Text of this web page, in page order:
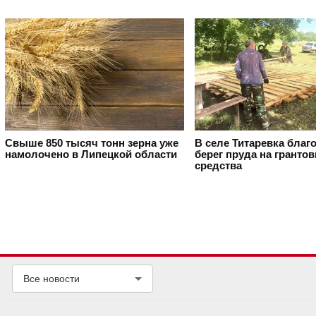
Свыше 850 тысяч тонн зерна уже
намолочено в Липецкой области
В селе Титаревка
берег пруда на
средства
Все новости